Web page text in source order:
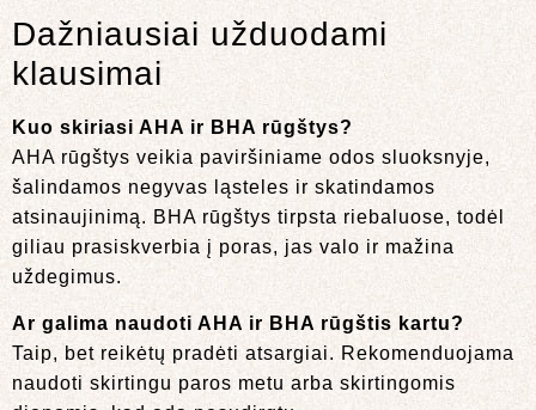
Dažniausiai užduodami
klausimai
Kuo skiriasi AHA ir BHA rūgštys?
AHA rūgštys veikia paviršiniame odos sluoksnyje,
šalindamos negyvas ląsteles ir skatindamos
atsinaujinimą. BHA rūgštys tirpsta riebaluose, todėl
giliau prasiskverbia į poras, jas valo ir mažina
uždegimus.
Ar galima naudoti AHA ir BHA rūgštis kartu?
Taip, bet reikėtų pradėti atsargiai. Rekomenduojama
naudoti skirtingu paros metu arba skirtingomis